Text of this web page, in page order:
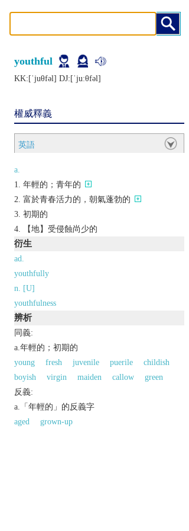
youthful
KK:[ˈjuθfǝl] DJ:[ˈjuːθfǝl]
權威釋義
英語
a.
年輕的；青年的
富於青春活力的，朝氣蓬勃的
初期的
【地】受侵蝕尚少的
衍生
ad.
youthfully
n. [U]
youthfulness
辨析
同義:
a.年輕的；初期的
young
fresh juvenile puerile
childish
boyish
virgin maiden callow
green
反義:
a.「年輕的」的反義字
aged
grown-up